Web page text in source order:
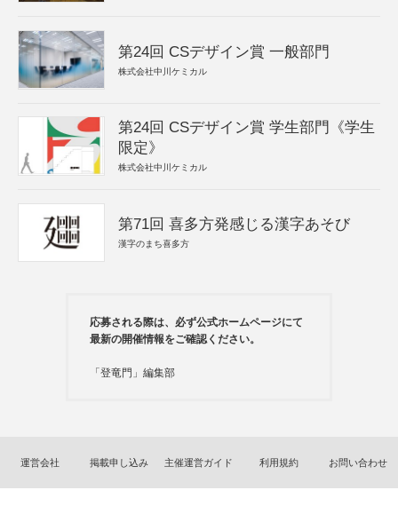
第24回 CSデザイン賞 一般部門
株式会社中川ケミカル
第24回 CSデザイン賞 学生部門《学生
限定》
株式会社中川ケミカル
第71回 喜多方発感じる漢字あそび
漢字のまち喜多方
応募される際は、必ず公式ホームページにて
最新の開催情報をご確認ください。
「登竜門」編集部
運営会社 掲載申し込み 主催運営ガイド 利用規約 お問い合わせ